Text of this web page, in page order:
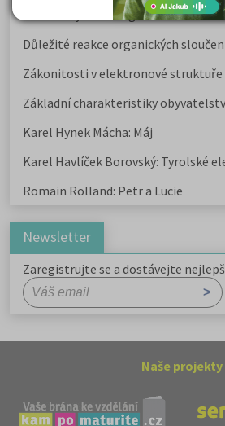
Kritika hry M. L. King v Salesiánském
Důležité reakce organických
Zákonitosti v elektronové struktuře
Základní charakteristiky
Karel Hynek Mácha: Máj
Karel Havlíček Borovský: Tyrolské
Romain Rolland: Petr a Lucie
Newsletter
Zaregistrujte se a dostávejte
Naše projekty